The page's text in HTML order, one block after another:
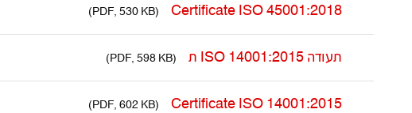
Certificate ISO 45001:2018
(PDF, 530 KB)
תעודה ISO 14001:2015 ת (PDF, 598 KB)
Certificate ISO 14001:2015
(PDF, 602 KB)